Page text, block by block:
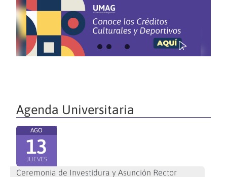
Agenda Universitaria
AGO
13
JUEVES
Ceremonia de Investidura y Asunción Rector